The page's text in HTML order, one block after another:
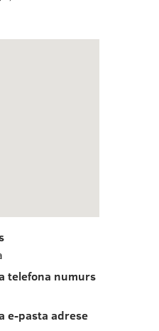
telefona numurs
e-pasta adrese